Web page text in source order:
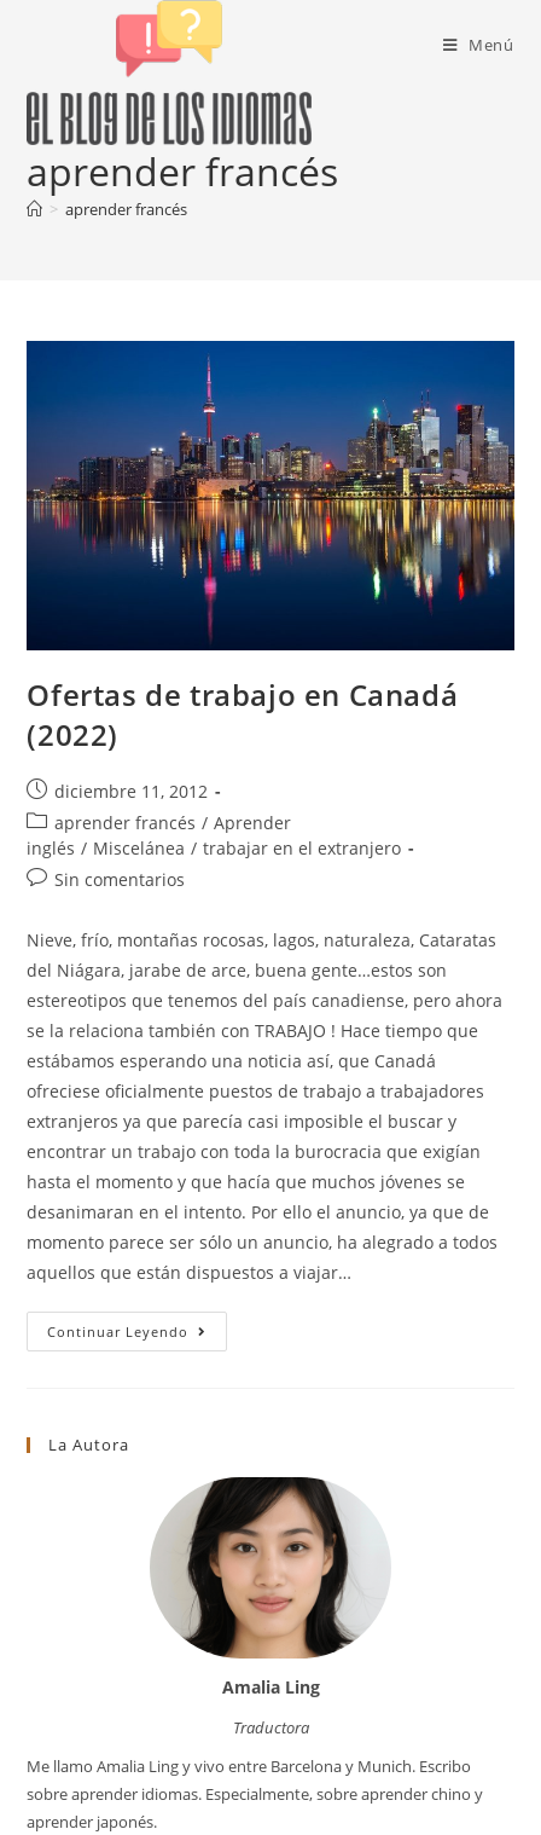
Menú
aprender francés
> aprender francés
Ofertas de trabajo en Canadá
(2022)
Publicación
de
la
entrada:
diciembre 11, 2012
Categoría
de
la
aprender francés / Aprender
inglés / Miscelánea / trabajar en el extranjero
Comentarios
la
entrada:
Sin comentarios
Nieve, frío, montañas rocosas, lagos, naturaleza, Cataratas
del Niágara, jarabe de arce, buena gente…estos son
estereotipos que tenemos del país canadiense, pero ahora
se la relaciona también con TRABAJO ! Hace tiempo que
estábamos esperando una noticia así, que Canadá
ofreciese oficialmente puestos de trabajo a trabajadores
extranjeros ya que parecía casi imposible el buscar y
encontrar un trabajo con toda la burocracia que exigían
hasta el momento y que hacía que muchos jóvenes se
desanimaran en el intento. Por ello el anuncio, ya que de
momento parece ser sólo un anuncio, ha alegrado a todos
aquellos que están dispuestos a viajar…
Continuar Leyendo Ofertas
De
La Autora
Amalia Ling
Traductora
Me llamo Amalia Ling y vivo entre Barcelona y Munich. Escribo
sobre aprender idiomas. Especialmente, sobre aprender chino y
aprender japonés.